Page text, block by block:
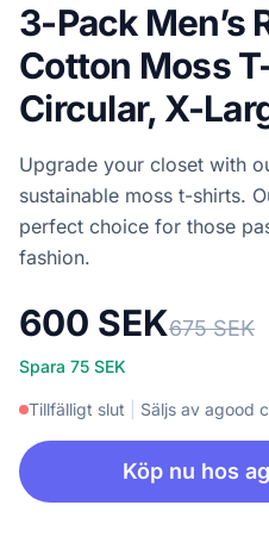
3-Pack Men’s
Cotton Moss
Circular, X-
Upgrade your closet with
sustainable moss t-shirts.
perfect choice for those
fashion.
600 SEK675 SEK
Spara 75 SEK
Tillfälligt slut Säljs av agood
Köp nu hos